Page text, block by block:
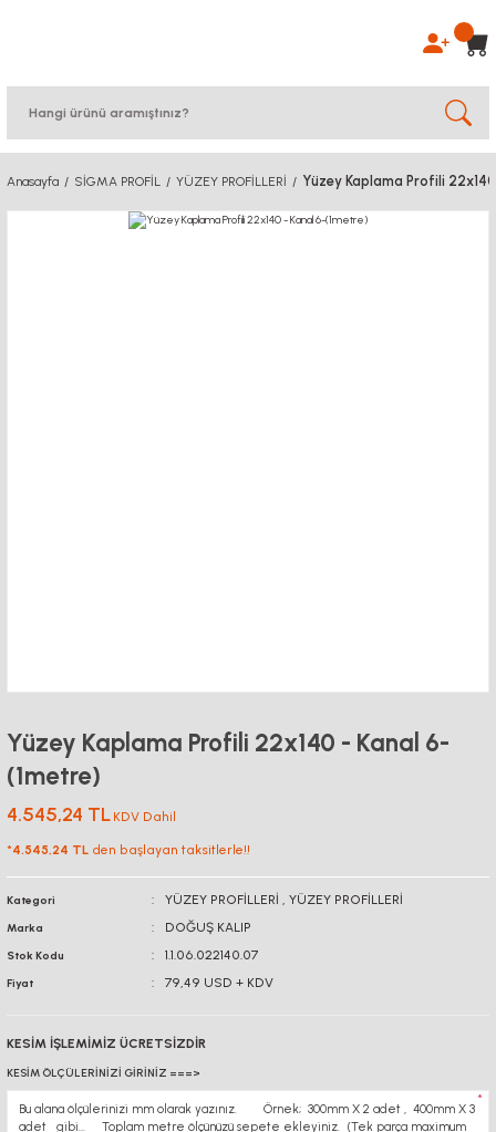
Anasayfa SİGMA PROFİL YÜZEY PROFİLLERİ Yüzey Kaplama Profili
Yüzey Kaplama Profili 22x140 - Kanal 6-
(1metre)
4.545,24 TL KDV Dahil
*4.545,24 TL den başlayan taksitlerle!!
Kategori YÜZEY PROFİLLERİ , YÜZEY PROFİLLERİ
Marka DOĞUŞ KALIP
Stok Kodu 1.1.06.022140.07
Fiyat 79,49 USD + KDV
KESİM İŞLEMİMİZ ÜCRETSİZDİR
KESİM ÖLÇÜLERİNİZİ GİRİNİZ ===>
*